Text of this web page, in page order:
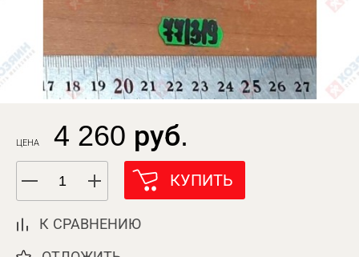
ЦЕНА 4 260 руб.
КУПИТЬ
К СРАВНЕНИЮ